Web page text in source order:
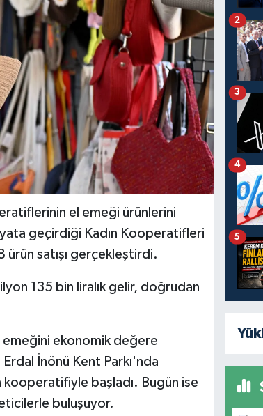
el emeği ürünlerini
geçirdiği Kadın Kooperatifleri
ürün satışı gerçekleştirdi.
135 bin liralık gelir, doğrudan
emeğini ekonomik değere
İnönü Kent Parkı'nda
kooperatifiyle başladı. Bugün ise
buluşuyor.
2
3
4
5